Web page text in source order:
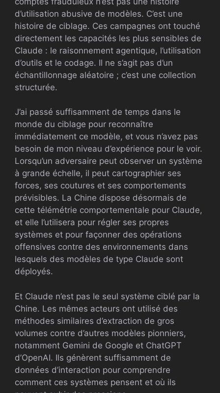
d’utilisation abusive de modèles. C’est une
histoire de ciblage. Ces campagnes ont touché
directement les capacités les plus sensibles de
Claude : le raisonnement agentique, l’utilisation
d’outils et le codage. Il ne s’agit pas d’un
échantillonnage aléatoire ; c’est une collection
structurée.
J’ai passé suffisamment de temps dans le
monde du ciblage pour reconnaître
immédiatement ce modèle, et vous n’avez pas
besoin de mon niveau d’expérience pour le voir.
Lorsqu’un adversaire peut observer un système
à grande échelle, il peut cartographier ses
forces, ses coutures et ses comportements
prévisibles. La Chine dispose désormais de
cette télémétrie comportementale pour Claude,
et elle l’utilisera pour régler ses propres
systèmes et pour façonner des opérations
offensives contre des environnements dans
lesquels des modèles de type Claude sont
déployés.
Et Claude n’est pas le seul système ciblé par la
Chine. Les mêmes acteurs ont utilisé des
méthodes similaires d’extraction de gros
volumes contre d’autres modèles pionniers,
notamment Gemini de Google et ChatGPT
d’OpenAI. Ils génèrent suffisamment de
données d’interaction pour comprendre
comment ces systèmes pensent et où ils